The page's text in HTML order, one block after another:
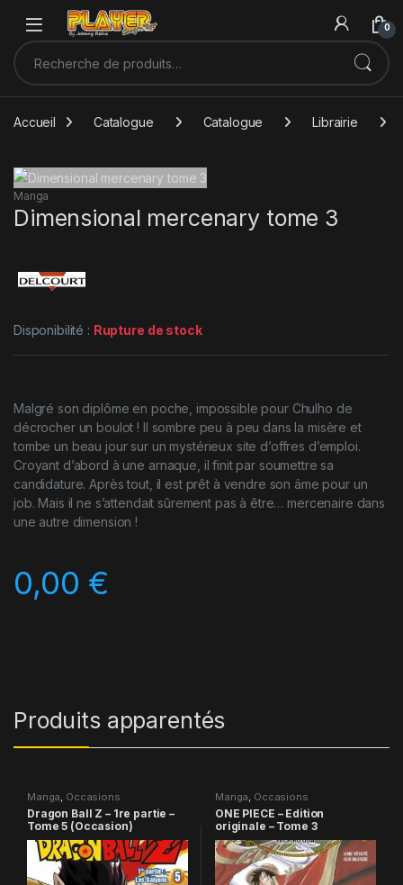
Sauter à la navigation
Skip to content
0
Recherche pour :
Accueil Catalogue Catalogue Librairie
Manga
Dimensional mercenary tome 3
Disponibilité : Rupture de stock
Malgré son diplôme en poche, impossible pour Chulho de
décrocher un boulot ! Il sombre peu à peu dans la misère et
tombe un beau jour sur un mystérieux site d’offres d’emploi.
Croyant d’abord à une arnaque, il finit par soumettre sa
candidature. Après tout, il est prêt à vendre son âme pour un
job. Mais il ne s’attendait sûrement pas à être… mercenaire dans
une autre dimension !
0,00 €
Produits apparentés
Manga, Occasions
Dragon Ball Z – 1re partie –
Tome 5 (Occasion)
Manga, Occasions
ONE PIECE – Edition
originale – Tome 3